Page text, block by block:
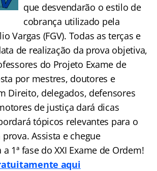
que desvendarão o estilo de
cobrança utilizado pela
Vargas (FGV). Todas as terças e
de realização da prova objetiva,
do Projeto Exame de
por mestres, doutores e
Direito, delegados, defensores
de justiça dará dicas
tópicos relevantes para o
Assista e chegue
1ª fase do XXI Exame de Ordem!
aqui